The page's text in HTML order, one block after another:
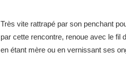
Très vite rattrapé par son penchant
par cette rencontre, renoue avec le fil
en étant mère ou en vernissant ses